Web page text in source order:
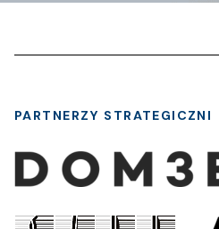
PARTNERZY STRATEGICZNI